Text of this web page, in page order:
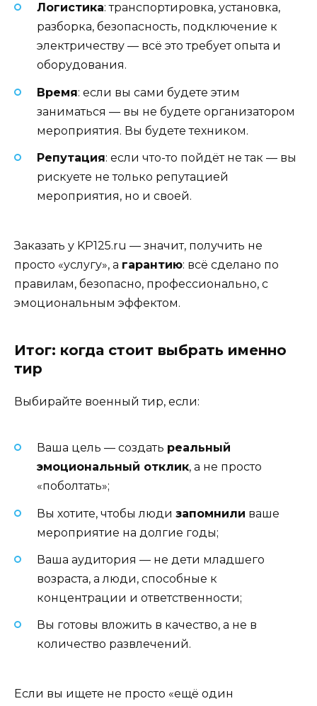
Логистика: транспортировка, установка,
разборка, безопасность, подключение к
электричеству — всё это требует опыта и
оборудования.
Время: если вы сами будете этим
заниматься — вы не будете организатором
мероприятия. Вы будете техником.
Репутация: если что-то пойдёт не так — вы
рискуете не только репутацией
мероприятия, но и своей.
Заказать у KP125.ru — значит, получить не
просто «услугу», а гарантию: всё сделано по
правилам, безопасно, профессионально, с
эмоциональным эффектом.
Итог: когда стоит выбрать именно
тир
Выбирайте военный тир, если:
Ваша цель — создать реальный
эмоциональный отклик, а не просто
«поболтать»;
Вы хотите, чтобы люди запомнили ваше
мероприятие на долгие годы;
Ваша аудитория — не дети младшего
возраста, а люди, способные к
концентрации и ответственности;
Вы готовы вложить в качество, а не в
количество развлечений.
Если вы ищете не просто «ещё один